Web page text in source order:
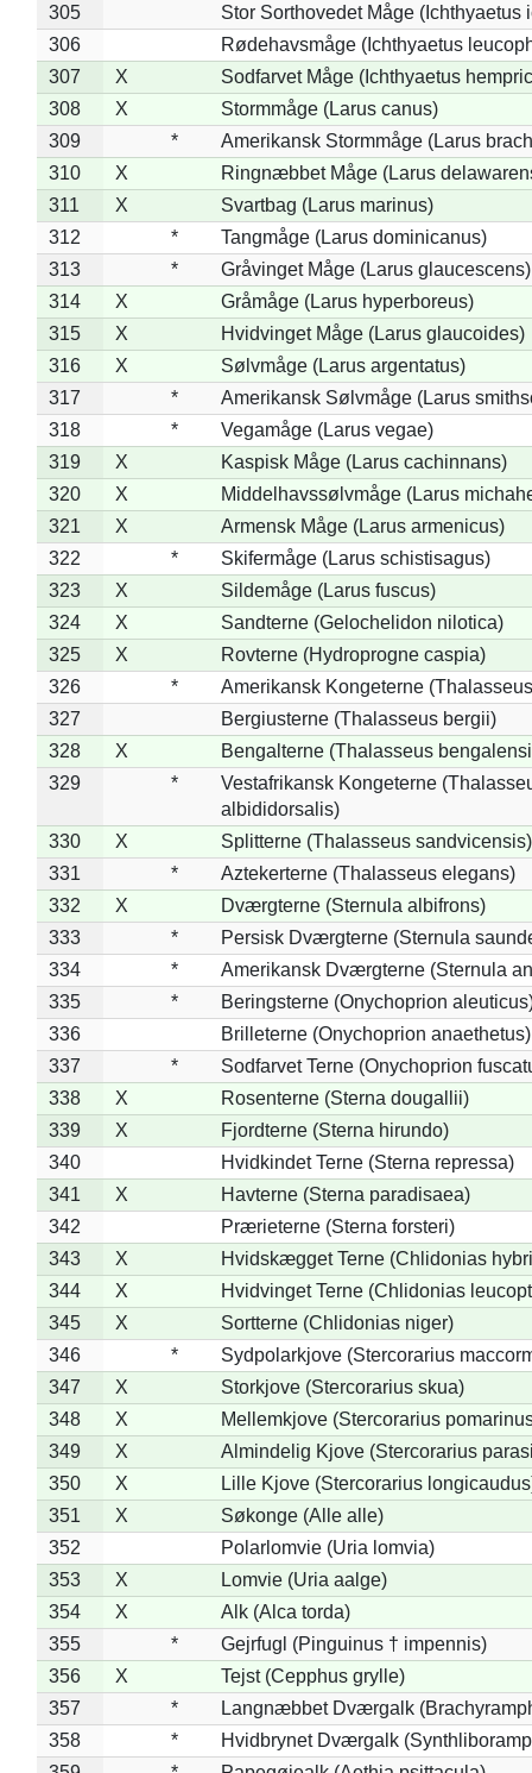
305
Stor Sorthovedet Måge (Ichthyaetus
306
Rødehavsmåge (Ichthyaetus
307
X
Sodfarvet Måge (Ichthyaetus
308
X
Stormmåge (Larus canus)
309
*
Amerikansk Stormmåge (Larus
310
X
Ringnæbbet Måge (Larus
311
X
Svartbag (Larus marinus)
312
*
Tangmåge (Larus dominicanus)
313
*
Gråvinget Måge (Larus glaucescens)
314
X
Gråmåge (Larus hyperboreus)
315
X
Hvidvinget Måge (Larus glaucoides)
316
X
Sølvmåge (Larus argentatus)
317
*
Amerikansk Sølvmåge (Larus
318
*
Vegamåge (Larus vegae)
319
X
Kaspisk Måge (Larus cachinnans)
320
X
Middelhavssølvmåge (Larus
321
X
Armensk Måge (Larus armenicus)
322
*
Skifermåge (Larus schistisagus)
323
X
Sildemåge (Larus fuscus)
324
X
Sandterne (Gelochelidon nilotica)
325
X
Rovterne (Hydroprogne caspia)
326
*
Amerikansk Kongeterne
327
Bergiusterne (Thalasseus bergii)
328
X
Bengalterne (Thalasseus
329
*
Vestafrikansk Kongeterne
albididorsalis)
330
X
Splitterne (Thalasseus sandvicensis)
331
*
Aztekerterne (Thalasseus elegans)
332
X
Dværgterne (Sternula albifrons)
333
*
Persisk Dværgterne (Sternula
334
*
Amerikansk Dværgterne (Sternula
335
*
Beringsterne (Onychoprion
336
Brilleterne (Onychoprion anaethetus)
337
*
Sodfarvet Terne (Onychoprion
338
X
Rosenterne (Sterna dougallii)
339
X
Fjordterne (Sterna hirundo)
340
Hvidkindet Terne (Sterna repressa)
341
X
Havterne (Sterna paradisaea)
342
Prærieterne (Sterna forsteri)
343
X
Hvidskægget Terne (Chlidonias
344
X
Hvidvinget Terne (Chlidonias
345
X
Sortterne (Chlidonias niger)
346
*
Sydpolarkjove (Stercorarius
347
X
Storkjove (Stercorarius skua)
348
X
Mellemkjove (Stercorarius
349
X
Almindelig Kjove (Stercorarius
350
X
Lille Kjove (Stercorarius
351
X
Søkonge (Alle alle)
352
Polarlomvie (Uria lomvia)
353
X
Lomvie (Uria aalge)
354
X
Alk (Alca torda)
355
*
Gejrfugl (Pinguinus † impennis)
356
X
Tejst (Cepphus grylle)
357
*
Langnæbbet Dværgalk
358
*
Hvidbrynet Dværgalk